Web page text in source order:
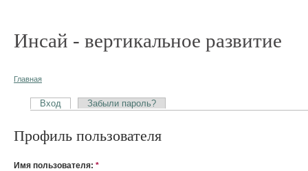
Инсай - вертикальное развитие
Главная
Вход Забыли пароль?
Профиль пользователя
Имя пользователя: *